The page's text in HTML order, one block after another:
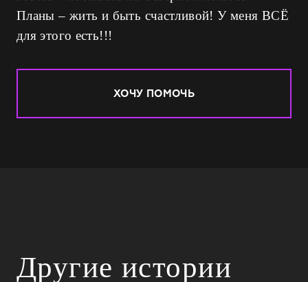
Планы – жить и быть счастливой! У меня ВСЁ
для этого есть!!!
ХОЧУ ПОМОЧЬ
Другие истории